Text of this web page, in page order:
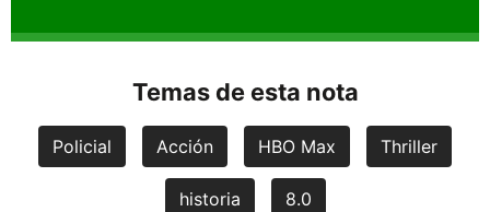
Temas de esta nota
Policial Acción HBO Max Thriller
historia 8.0